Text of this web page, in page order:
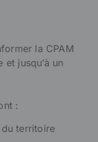
la CPAM
jusqu’à un
:
territoire